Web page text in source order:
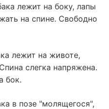
лежит на боку, лапы
на спине. Свободно
лежит на животе,
слегка напряжена.
бок.
в позе "молящегося",